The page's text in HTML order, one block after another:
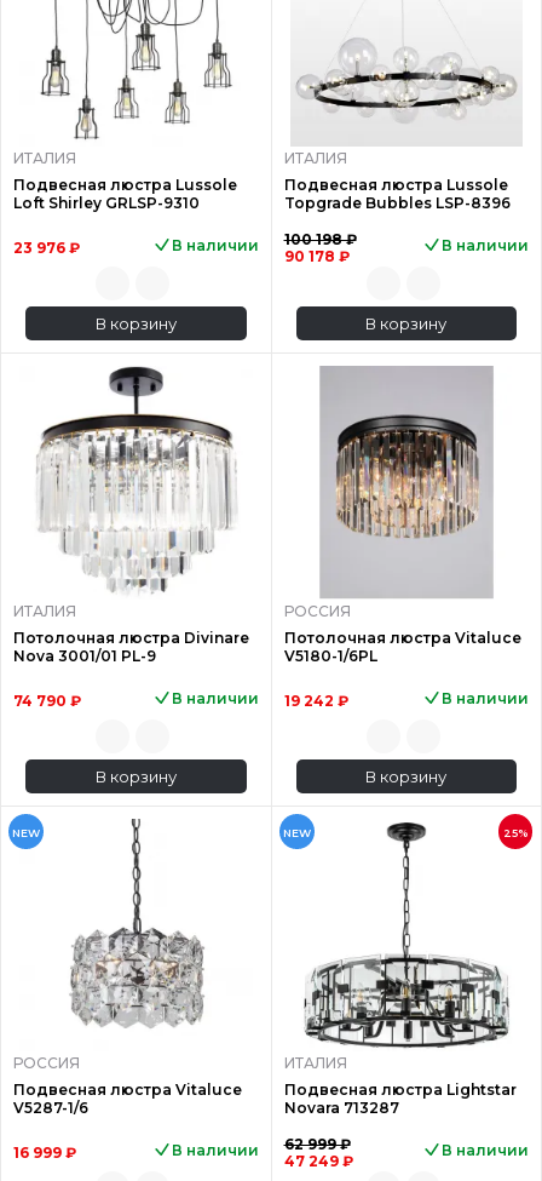
ИТАЛИЯ
Подвесная люстра Lussole
Loft Shirley GRLSP-9310
23 976 ₽ В наличии
В корзину
ИТАЛИЯ
Подвесная люстра Lussole
Topgrade Bubbles LSP-8396
100 198 ₽
90 178 ₽
В наличии
В корзину
ИТАЛИЯ
Потолочная люстра Divinare
Nova 3001/01 PL-9
74 790 ₽ В наличии
В корзину
РОССИЯ
Потолочная люстра Vitaluce
V5180-1/6PL
19 242 ₽ В наличии
В корзину
NEW
РОССИЯ
Подвесная люстра Vitaluce
V5287-1/6
16 999 ₽ В наличии
NEW 25%
ИТАЛИЯ
Подвесная люстра Lightstar
Novara 713287
62 999 ₽
47 249 ₽
В наличии